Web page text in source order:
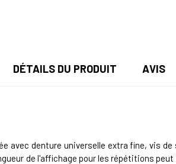
DÉTAILS DU PRODUIT AVIS
avec denture universelle extra fine, vis
de l'affichage pour les répétitions